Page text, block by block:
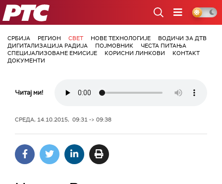
РТС
СРБИЈА РЕГИОН СВЕТ НОВЕ ТЕХНОЛОГИЈЕ
ВОДИЧИ ЗА ДТВ
ДИГИТАЛИЗАЦИЈА РАДИЈА
ПОЈМОВНИК
ЧЕСТА ПИТАЊА
СПЕЦИЈАЛИЗОВАНЕ ЕМИСИЈЕ
КОРИСНИ ЛИНКОВИ
КОНТАКТ
ДОКУМЕНТИ
Читај ми!
СРЕДА, 14.10.2015, 09:31 -> 09:38